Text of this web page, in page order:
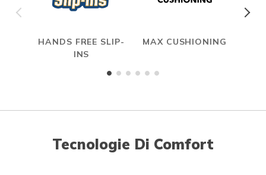
HANDS FREE SLIP-
INS
MAX CUSHIONING
Tecnologie Di Comfort